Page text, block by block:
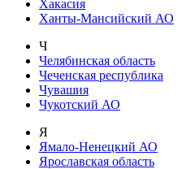
Хакасия
Ханты-Мансийский АО
Ч
Челябинская область
Чеченская республика
Чувашия
Чукотский АО
Я
Ямало-Ненецкий АО
Ярославская область